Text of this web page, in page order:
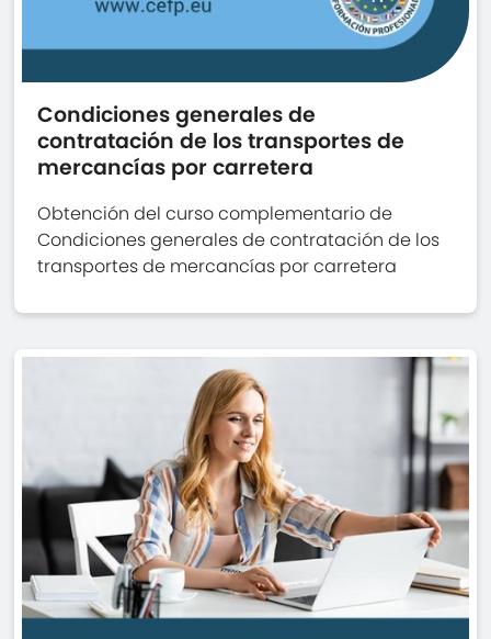
Condiciones generales de
contratación de los transportes de
mercancías por carretera
Obtención del curso complementario de
Condiciones generales de contratación de los
transportes de mercancías por carretera